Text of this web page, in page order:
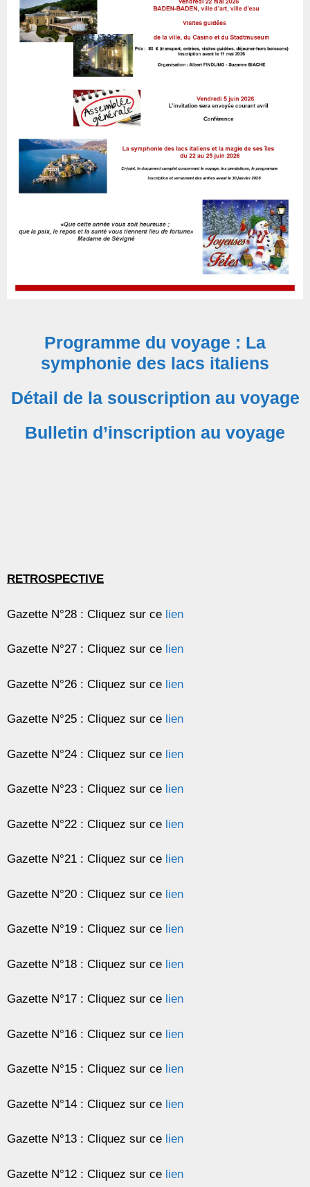
Programme du voyage : La
symphonie des lacs italiens
Détail de la souscription au voyage
Bulletin d’inscription au voyage
RETROSPECTIVE
Gazette N°28 : Cliquez sur ce lien
Gazette N°27 : Cliquez sur ce lien
Gazette N°26 : Cliquez sur ce lien
Gazette N°25 : Cliquez sur ce lien
Gazette N°24 : Cliquez sur ce lien
Gazette N°23 : Cliquez sur ce lien
Gazette N°22 : Cliquez sur ce lien
Gazette N°21 : Cliquez sur ce lien
Gazette N°20 : Cliquez sur ce lien
Gazette N°19 : Cliquez sur ce lien
Gazette N°18 : Cliquez sur ce lien
Gazette N°17 : Cliquez sur ce lien
Gazette N°16 : Cliquez sur ce lien
Gazette N°15 : Cliquez sur ce lien
Gazette N°14 : Cliquez sur ce lien
Gazette N°13 : Cliquez sur ce lien
Gazette N°12 : Cliquez sur ce lien